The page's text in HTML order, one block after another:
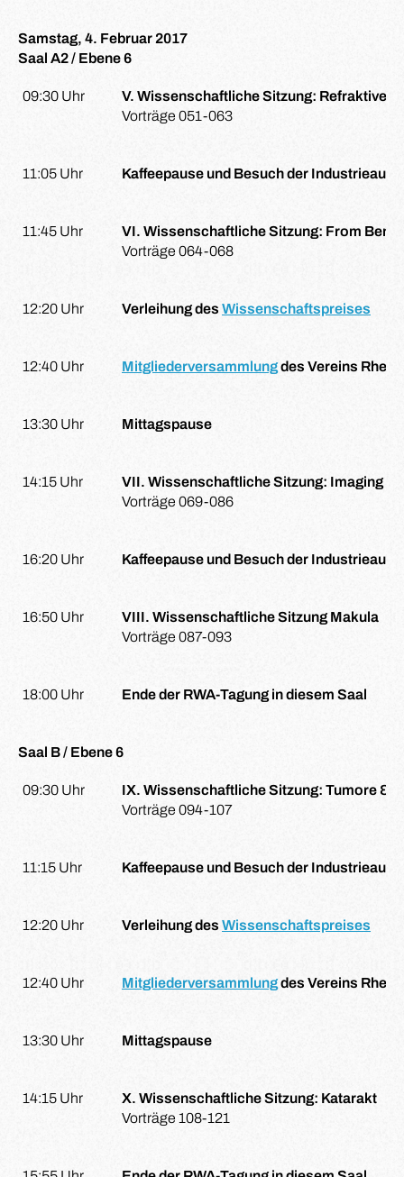
Samstag, 4. Februar 2017
Saal A2 / Ebene 6
09:30 Uhr
V. Wissenschaftliche Sitzung: Refraktive
Vorträge 051-063
11:05 Uhr Kaffeepause und Besuch der
11:45 Uhr
VI. Wissenschaftliche Sitzung: From
Vorträge 064-068
12:20 Uhr Verleihung des Wissenschaftspreises
12:40 Uhr Mitgliederversammlungdes Vereins
13:30 Uhr Mittagspause
14:15 Uhr
VII. Wissenschaftliche Sitzung: Imaging
Vorträge 069-086
16:20 Uhr Kaffeepause und Besuch der
16:50 Uhr
VIII. Wissenschaftliche Sitzung Makula
Vorträge 087-093
18:00 Uhr Ende der RWA-Tagung in diesem Saal
Saal B / Ebene 6
09:30 Uhr
IX. Wissenschaftliche Sitzung: Tumore &
Vorträge 094-107
11:15 Uhr Kaffeepause und Besuch der
12:20 Uhr Verleihung des Wissenschaftspreises
12:40 Uhr Mitgliederversammlungdes Vereins
13:30 Uhr Mittagspause
14:15 Uhr
X. Wissenschaftliche Sitzung: Katarakt
Vorträge 108-121